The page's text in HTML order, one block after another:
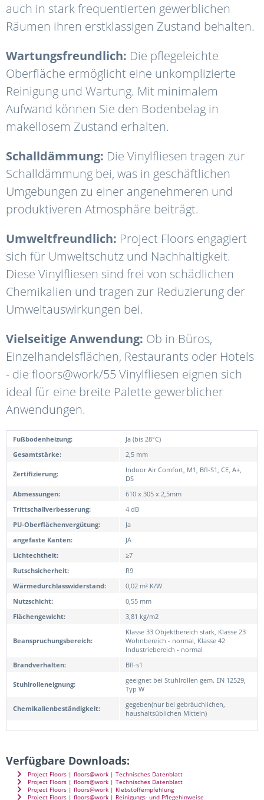
auch in stark frequentierten gewerblichen
Räumen ihren erstklassigen Zustand behalten.
Wartungsfreundlich: Die pflegeleichte
Oberfläche ermöglicht eine unkomplizierte
Reinigung und Wartung. Mit minimalem
Aufwand können Sie den Bodenbelag in
makellosem Zustand erhalten.
Schalldämmung: Die Vinylfliesen tragen zur
Schalldämmung bei, was in geschäftlichen
Umgebungen zu einer angenehmeren und
produktiveren Atmosphäre beiträgt.
Umweltfreundlich: Project Floors engagiert
sich für Umweltschutz und Nachhaltigkeit.
Diese Vinylfliesen sind frei von schädlichen
Chemikalien und tragen zur Reduzierung der
Umweltauswirkungen bei.
Vielseitige Anwendung: Ob in Büros,
Einzelhandelsflächen, Restaurants oder Hotels
- die floors@work/55 Vinylfliesen eignen sich
ideal für eine breite Palette gewerblicher
Anwendungen.
Fußbodenheizung:
Ja (bis 28°C)
Gesamtstärke:
2,5 mm
Zertifizierung:
Indoor Air Comfort, M1, Bfl-S1, CE, A+,
DS
Abmessungen:
610 x 305 x 2,5mm
Trittschallverbesserung:
4 dB
PU-Oberflächenvergütung:
Ja
angefaste Kanten:
JA
Lichtechtheit:
≥7
Rutschsicherheit:
R9
Wärmedurchlasswiderstand:
0,02 m² K/W
Nutzschicht:
0,55 mm
Flächengewicht:
3,81 kg/m2
Beanspruchungsbereich:
Klasse 33 Objektbereich stark, Klasse 23
Wohnbereich - normal, Klasse 42
Industriebereich - normal
Brandverhalten:
Bfl-s1
Stuhlrolleneignung:
geeignet bei Stuhlrollen gem. EN 12529,
Typ W
Chemikalienbeständigkeit:
gegeben(nur bei gebräuchlichen,
haushaltsüblichen Mitteln)
Verfügbare Downloads:
Project Floors | floors@work | Technisches Datenblatt
Project Floors | floors@work | Technisches Datenblatt
Project Floors | floors@work | Klebstoffempfehlung
Project Floors | floors@work | Reinigungs- und Pflegehinweise